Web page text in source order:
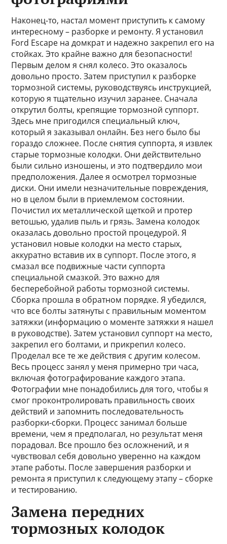
Наконец-то, настал момент приступить к самому
интересному – разборке и ремонту. Я установил
Ford Escape на домкрат и надежно закрепил его на
стойках. Это крайне важно для безопасности!
Первым делом я снял колесо. Это оказалось
довольно просто. Затем приступил к разборке
тормозной системы, руководствуясь инструкцией,
которую я тщательно изучил заранее. Сначала
открутил болты, крепящие тормозной суппорт.
Здесь мне пригодился специальный ключ,
который я заказывал онлайн. Без него было бы
гораздо сложнее. После снятия суппорта, я извлек
старые тормозные колодки. Они действительно
были сильно изношены, и это подтвердило мои
предположения. Далее я осмотрел тормозные
диски. Они имели незначительные повреждения,
но в целом были в приемлемом состоянии.
Почистил их металлической щеткой и протер
ветошью, удалив пыль и грязь. Замена колодок
оказалась довольно простой процедурой. Я
установил новые колодки на место старых,
аккуратно вставив их в суппорт. После этого, я
смазал все подвижные части суппорта
специальной смазкой. Это важно для
бесперебойной работы тормозной системы.
Сборка прошла в обратном порядке. Я убедился,
что все болты затянуты с правильным моментом
затяжки (информацию о моменте затяжки я нашел
в руководстве). Затем установил суппорт на место,
закрепил его болтами, и прикрепил колесо.
Проделал все те же действия с другим колесом.
Весь процесс занял у меня примерно три часа,
включая фотографирование каждого этапа.
Фотографии мне понадобились для того, чтобы я
смог проконтролировать правильность своих
действий и запомнить последовательность
разборки-сборки. Процесс занимал больше
времени, чем я предполагал, но результат меня
порадовал. Все прошло без осложнений, и я
чувствовал себя довольно уверенно на каждом
этапе работы. После завершения разборки и
ремонта я приступил к следующему этапу – сборке
и тестированию.
Замена передних
тормозных колодок